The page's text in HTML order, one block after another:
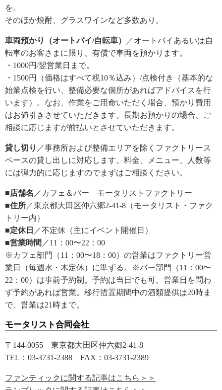
を。
そのほか焼酎、グラスワインなど多数あり。
車両預かり（オートバイ/自転車）
／オートバイあるいは自
転車のお客さまに限り、有償で車両を預かります。
・1000円/翌営業日まで。
・1500円（価格はすべて税10％込み）/点検付き（基本的な
始業点検を行い、整備必要な個所があればアドバイスを行
います）。なお、作業をご用命いただく場合、預かり費用
はお値引きさせていただきます。長期お預かりの場合、ご
相談に応じますが前払いとさせていただきます。
貸し切り ／事務所および整備エリアを除くファクトリース
ペースの貸し出しに対応します。料金、メニュー、人数等
には弾力的に応じますのでまずはご相談ください。
■店舗名 ／カフェ＆バー モータリストファクトリー
■住所 ／東京都大田区仲六郷2-41-8（モータリスト・ファク
トリー内）
■定休日 ／不定休（主にイベント開催日）
■営業時間 ／11：00〜22：00
※カフェ部門（11：00〜18：00）の営業はファクトリー営
業日（毎週水・木定休）に準ずる。※バー部門（11：00〜
22：00）は事前予約制。予約は当日でも可。営業日を問わ
ず予約があれば営業。移行措置期間中の酒類提供は20時ま
で、営業は21時まで。
モータリスト合同会社
〒144-0055 東京都大田区仲六郷2-41-8
TEL：03-3731-2388 FAX：03-3731-2389
ファンティックに関する記事はこちら＞＞